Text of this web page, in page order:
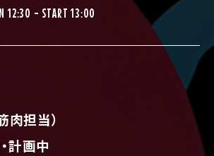
12:30 - START 13:00
肉担当）
計画中